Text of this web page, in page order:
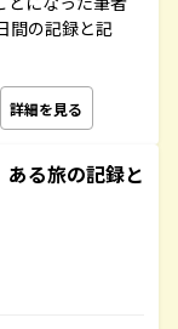
間の記録と記
詳細を見る
る旅の記録と